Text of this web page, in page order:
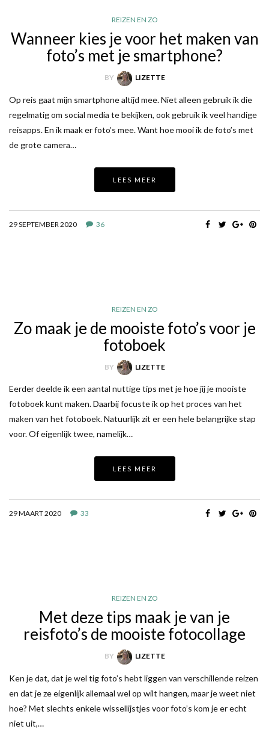
REIZEN EN ZO
Wanneer kies je voor het maken van
foto’s met je smartphone?
BY LIZETTE
Op reis gaat mijn smartphone altijd mee. Niet alleen gebruik ik die
regelmatig om social media te bekijken, ook gebruik ik veel handige
reisapps. En ik maak er foto’s mee. Want hoe mooi ik de foto’s met
de grote camera…
LEES MEER
29 SEPTEMBER 2020 36
REIZEN EN ZO
Zo maak je de mooiste foto’s voor je
fotoboek
BY LIZETTE
Eerder deelde ik een aantal nuttige tips met je hoe jij je mooiste
fotoboek kunt maken. Daarbij focuste ik op het proces van het
maken van het fotoboek. Natuurlijk zit er een hele belangrijke stap
voor. Of eigenlijk twee, namelijk…
LEES MEER
29 MAART 2020 33
REIZEN EN ZO
Met deze tips maak je van je
reisfoto’s de mooiste fotocollage
BY LIZETTE
Ken je dat, dat je wel tig foto’s hebt liggen van verschillende reizen
en dat je ze eigenlijk allemaal wel op wilt hangen, maar je weet niet
hoe? Met slechts enkele wissellijstjes voor foto’s kom je er echt
niet uit,…